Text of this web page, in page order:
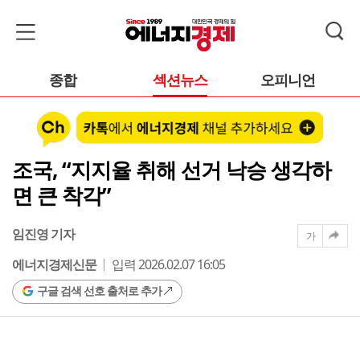
종합 섹션뉴스 오피니언
조국, “지지율 취해 선거 낙승 생각하
면 큰 착각”
임진영 기자
에너지경제신문
입력 2026.02.07 16:05
구글 검색 선호 출처로 추가
가